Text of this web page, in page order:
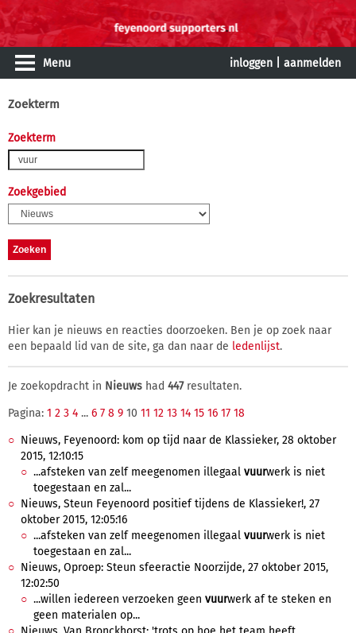
Menu inloggen aanmelden
Zoekterm
Zoekterm
Zoekgebied
Zoekresultaten
Hier kan je nieuws en reacties doorzoeken. Ben je op zoek naar
een bepaald lid van de site, ga dan naar de ledenlijst.
Je zoekopdracht in Nieuws had 447resultaten.
Pagina: 1 2 3 4 ... 6 7 8 9 10 11 12 13 14 15 16 17 18
Nieuws, Feyenoord: kom op tijd naar de Klassieker, 28 oktober
2015, 12:10:15
...afsteken van zelf meegenomen illegaal vuurwerk is niet
toegestaan en zal...
Nieuws, Steun Feyenoord positief tijdens de Klassieker!, 27
oktober 2015, 12:05:16
...afsteken van zelf meegenomen illegaal vuurwerk is niet
toegestaan en zal...
Nieuws, Oproep: Steun sfeeractie Noorzijde, 27 oktober 2015,
12:02:50
...willen iedereen verzoeken geen vuurwerk af te steken en
geen materialen op...